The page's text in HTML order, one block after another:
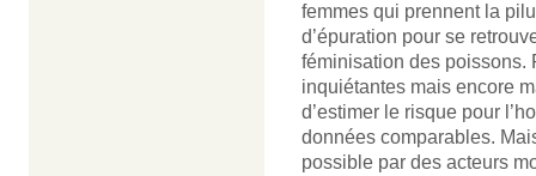
femmes qui prennent la
d’épuration pour se
féminisation des poissons.
inquiétantes mais encore
d’estimer le risque pour
données comparables.
possible par des acteurs